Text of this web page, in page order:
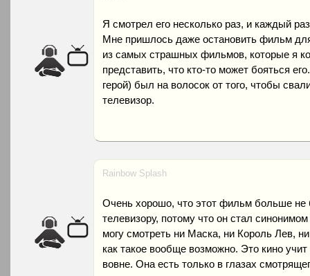
Я смотрел его несколько раз, и каждый
Мне пришлось даже остановить фильм
из самых страшных фильмов, которые я
представить, что кто-то может бояться
герой) был на волосок от того, чтобы
телевизор.
Rainbow Splash
Очень хорошо, что этот фильм больше не
телевизору, потому что он стал
могу смотреть ни Маска, ни Король Лев,
как такое вообще возможно. Это кино
вовне. Она есть только в глазах